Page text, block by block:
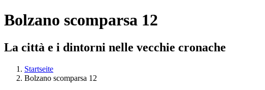
Bolzano scomparsa 12
La città e i dintorni nelle vecchie cronache
Sie sind hier
Startseite
Bolzano scomparsa 12